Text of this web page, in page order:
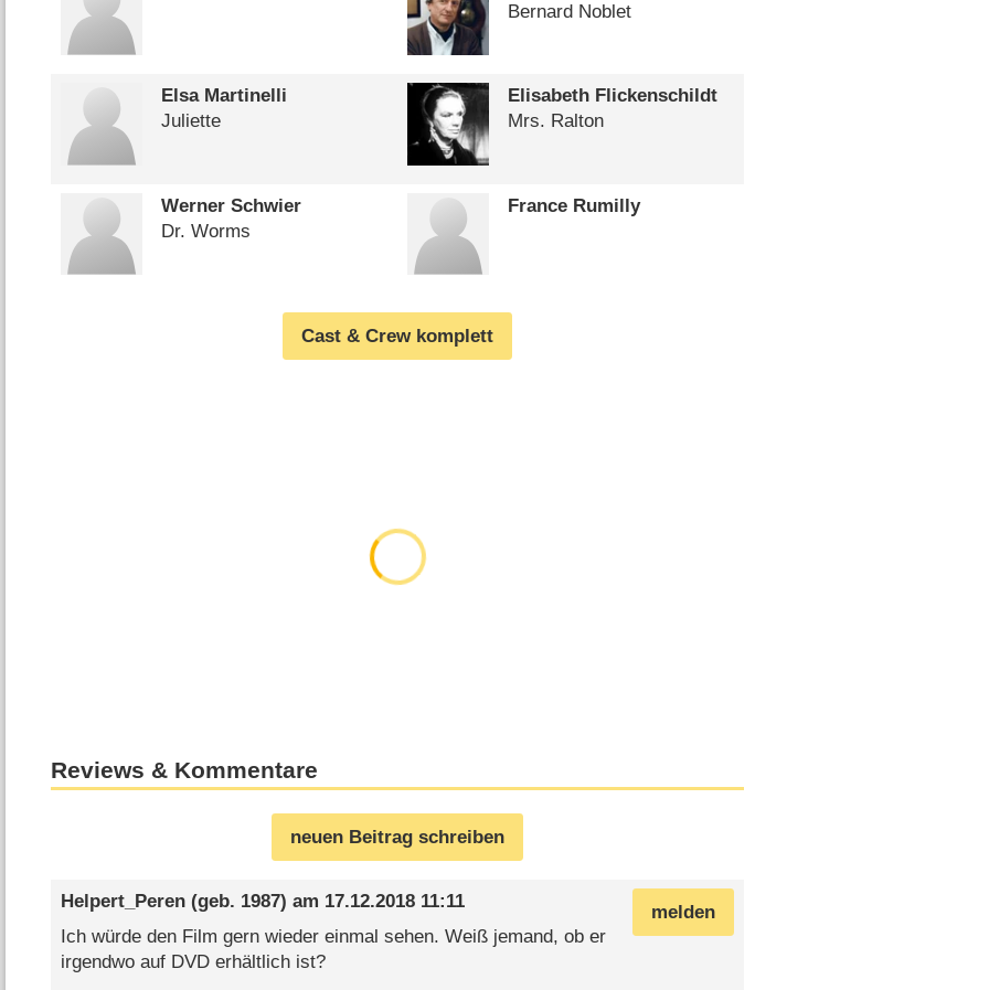
Bernard Noblet
Elsa Martinelli
Juliette
Elisabeth Flickenschildt
Mrs. Ralton
Werner Schwier
Dr. Worms
France Rumilly
Cast & Crew komplett
Reviews & Kommentare
neuen Beitrag schreiben
melden
Helpert_Peren(geb. 1987) am 17.12.2018 11:11
Ich würde den Film gern wieder einmal sehen. Weiß jemand, ob er
irgendwo auf DVD erhältlich ist?